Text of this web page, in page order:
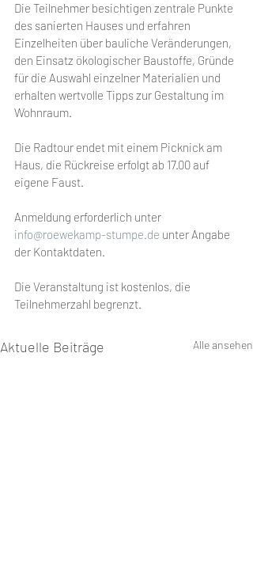
Die Teilnehmer besichtigen zentrale Punkte
des sanierten Hauses und erfahren
Einzelheiten über bauliche Veränderungen,
den Einsatz ökologischer Baustoffe, Gründe
für die Auswahl einzelner Materialien und
erhalten wertvolle Tipps zur Gestaltung im
Wohnraum.
Die Radtour endet mit einem Picknick am
Haus, die Rückreise erfolgt ab 17.00 auf
eigene Faust.
Anmeldung erforderlich unter
info@roewekamp-stumpe.de unter Angabe
der Kontaktdaten.
Die Veranstaltung ist kostenlos, die
Teilnehmerzahl begrenzt.
Aktuelle Beiträge Alle ansehen